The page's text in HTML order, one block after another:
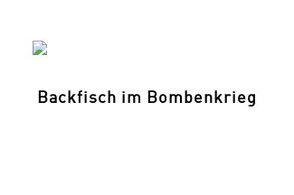
Backfisch im Bombenkrieg